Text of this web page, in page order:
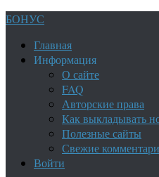
БОНУС
Главная
Информация
О сайте
FAQ
Авторские права
Как выкладывать
Полезные сайты
Свежие
Войти